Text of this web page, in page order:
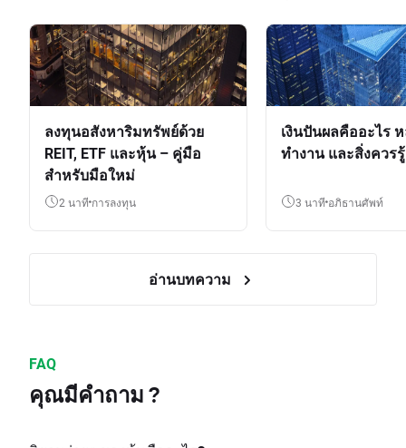
ลงทุนอสังหาริมทรัพย์ด้วย
REIT, ETF และหุ้น – คู่มือ
สำหรับมือใหม่
2 นาที การลงทุน
เงินปันผลคืออะไร
ทำงาน และสิ่งควรรู้
3 นาที อภิธานศัพท์
อ่านบทความ
FAQ
คุณมีคำถาม ?